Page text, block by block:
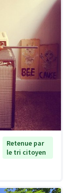
Retenue par
le tri citoyen